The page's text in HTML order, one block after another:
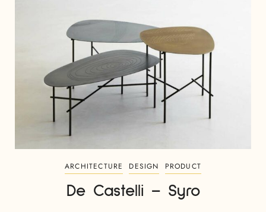
ARCHITECTURE DESIGN PRODUCT
De Castelli – Syro